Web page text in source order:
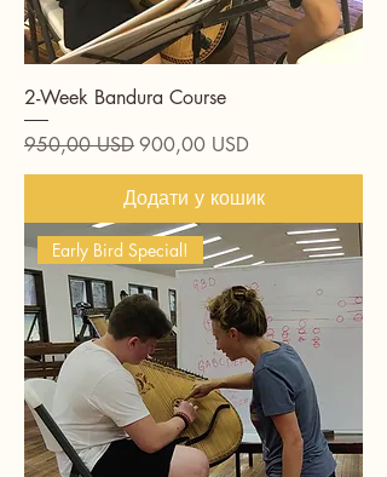
2-Week Bandura Course
Звичайна ціна
950,00 USDЗа розпродажем
900,00 USD
Додати у кошик
Early Bird Special!